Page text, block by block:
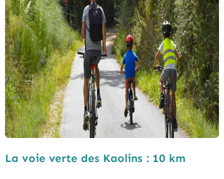
La voie verte des Kaolins : 10 km